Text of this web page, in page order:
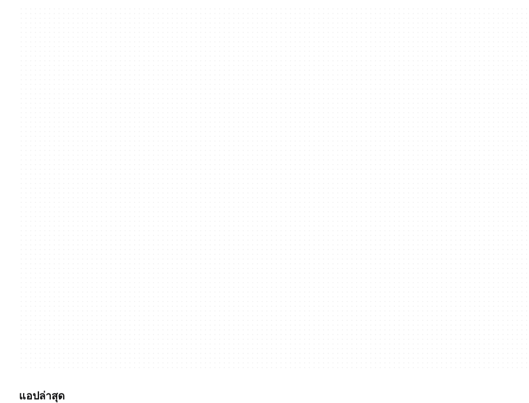
แอปล่าสุด